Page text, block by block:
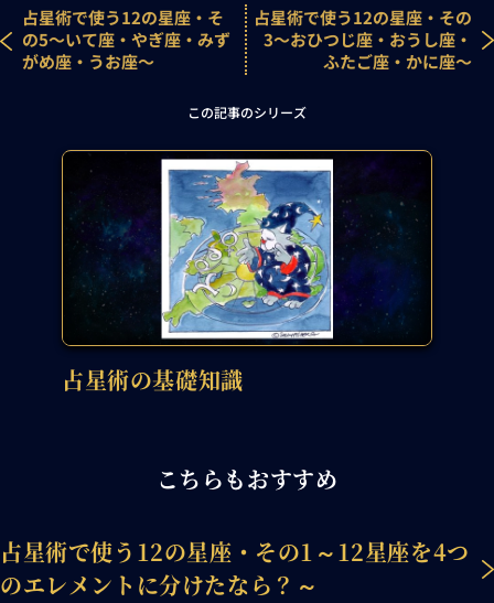
占星術で使う12の星座・そ
の5～いて座・やぎ座・みず
がめ座・うお座～
占星術で使う12の星座・その
3～おひつじ座・おうし座・
ふたご座・かに座～
この記事のシリーズ
占星術の基礎知識
こちらもおすすめ
占星術で使う12の星座・その1～12星座を4つ
のエレメントに分けたなら？～